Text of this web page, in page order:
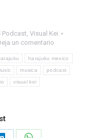
Podcast Visual Kei
un comentario
harajuku mexico
musica podcast
visual kei